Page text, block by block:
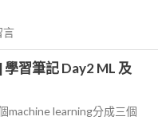
言
習筆記 Day2 ML 及
machine learning分成三個